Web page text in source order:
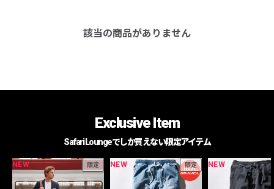
該当の商品がありません
Exclusive Item
Safari Loungeでしか買えない限定アイテム
NEW 限定 NEW 限定 NEW